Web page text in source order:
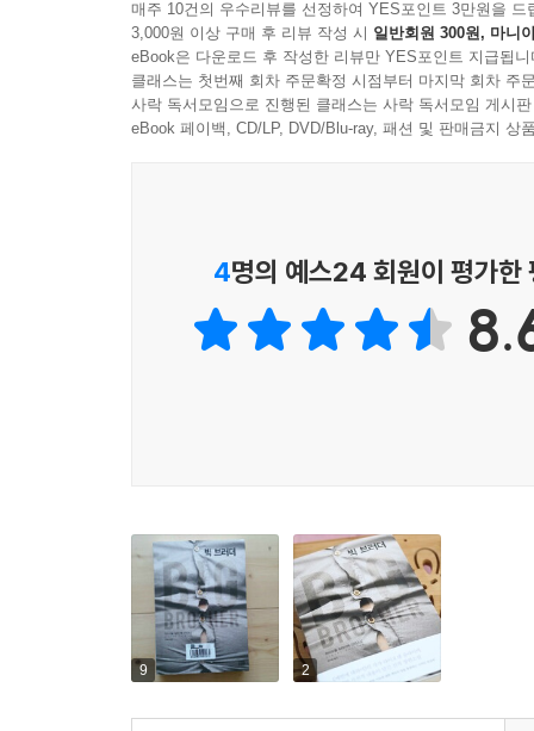
“‘나’를 위해서 ‘그렇게까지’ 하겠다고?”
나는 방금 전에 내가 한 제안에 한편으로는 신이
번 생각해 봤으면 좋겠어.’ 하지만 그러고 보니 나
“응.”
오빠의 입이 벌어졌다. 중대한 일을 고심하는 듯
았기 때문이다. 솔직히 말하면 아예 받아들이지 않
“내가 ‘안’ 뚱뚱해지는 거.”
“날 속이고 몰래 먹는 건 절대 안 돼. 열일곱 살
야. 왜냐하면, 무조건 이건 오빠가 지금까지 겪은
미트볼 신의 부드럽고 거대한 품속에 자신을 내던
실제 라이오넬 슈라이버의 오빠는 초고도 비만
이유로, 이 작품은 작가가 전작들 이상으로 작품
마지막 장에서 놀랄 만한 (일종의) 반전을 통해
사랑하는 사람을 그 자신으로부터 구해 내는
시도한다. 미니애폴리스 스타 트리뷴
슈라이버는 가족 역학의 미묘한 변화를 그려 냄과
속도감과 플롯에 대해서라면 슈라이버는 언제나
대담하며, 진심으로 가득하다.선데이 타임스
사랑하는 오빠를 위해, 사랑하는 남편을 위해, 사
≪빅 브러더≫에서 여주인공은 이런 괴로운 문제
이른바 라이오넬 슈라이버의 ‘광팬 집단’이 더
작품들 가운데 최고라 할 수 있다.게리 스테인가르
매주 10건의 우수리뷰를 선정하여 YES포인트 3만원을 드
3,000원 이상 구매 후 리뷰 작성 시 일반회원 300원, 마니
eBook은 다운로드 후 작성한 리뷰만 YES포인트 지급됩니
클래스는 첫번째 회차 주문확정 시점부터 마지막 회차 주
사락 독서모임으로 진행된 클래스는 사락 독서모임 게시
eBook 페이백, CD/LP, DVD/Blu-ray, 패션 및 판매금지 상
4명의 예스24 회원이 평가한
9 2